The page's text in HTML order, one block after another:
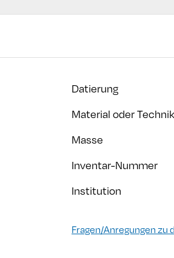
Datierung
Material oder Technik
Masse
Inventar-Nummer
Institution
Fragen/Anregungen zu